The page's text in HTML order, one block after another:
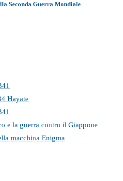
Seconda Guerra Mondiale
Hayate
e la guerra contro il Giappone
macchina Enigma